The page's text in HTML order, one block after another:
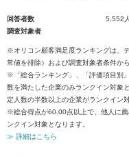
回答者数
5,552人
調査対象者
※オリコン顧客満足度ランキングは、
常値を排除）および調査対象者条件か
※「総合ランキング」、「評価項目別
数を満たした企業のみランクイン対象
定人数の半数以上の企業がランクイン
※総合得点が60.00点以上で、他人に
ンクイン対象となります。
≫ 詳細はこちら